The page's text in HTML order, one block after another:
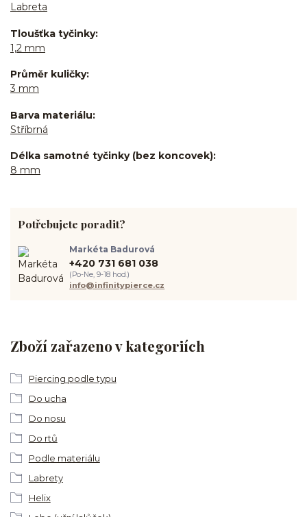
Labreta
Tloušťka tyčinky
1,2 mm
Průměr kuličky
3 mm
Barva materiálu
Stříbrná
Délka samotné tyčinky (bez koncovek)
8 mm
Zboží zařazeno v kategoriích
Piercing podle typu
Do ucha
Do nosu
Do rtů
Podle materiálu
Labrety
Helix
Potřebujete poradit?
Markéta Badurová
+420 731 681 038
(Po-Ne, 9-18 hod.)
info@infinitypierce.cz